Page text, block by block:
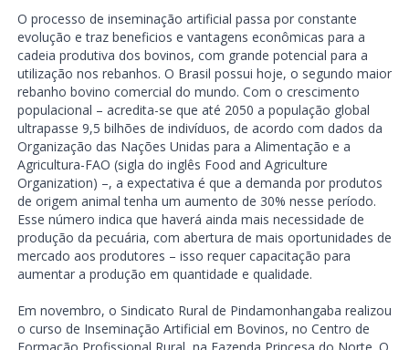
O processo de inseminação artificial passa por constante
evolução e traz beneficios e vantagens econômicas para a
cadeia produtiva dos bovinos, com grande potencial para a
utilização nos rebanhos. O Brasil possui hoje, o segundo maior
rebanho bovino comercial do mundo. Com o crescimento
populacional – acredita-se que até 2050 a população global
ultrapasse 9,5 bilhões de indivíduos, de acordo com dados da
Organização das Nações Unidas para a Alimentação e a
Agricultura-FAO (sigla do inglês Food and Agriculture
Organization) –, a expectativa é que a demanda por produtos
de origem animal tenha um aumento de 30% nesse período.
Esse número indica que haverá ainda mais necessidade de
produção da pecuária, com abertura de mais oportunidades de
mercado aos produtores – isso requer capacitação para
aumentar a produção em quantidade e qualidade.
Em novembro, o Sindicato Rural de Pindamonhangaba realizou
o curso de Inseminação Artificial em Bovinos, no Centro de